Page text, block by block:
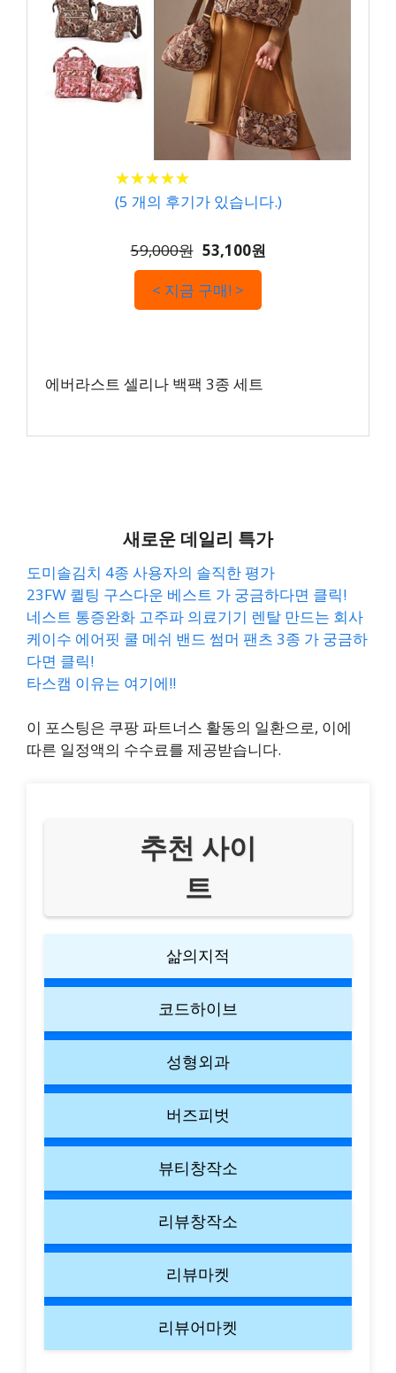
★★★★★
★★★★★
(5 개의 후기가 있습니다.)
59,000원 53,100원
< 지금 구매! >
에버라스트 셀리나 백팩 3종 세트
새로운 데일리 특가
도미솔김치 4종 사용자의 솔직한 평가
23FW 퀼팅 구스다운 베스트 가 궁금하다면 클릭!
네스트 통증완화 고주파 의료기기 렌탈 만드는 회사
케이수 에어핏 쿨 메쉬 밴드 썸머 팬츠 3종 가 궁금하
다면 클릭!
타스캠 이유는 여기에!!
이 포스팅은 쿠팡 파트너스 활동의 일환으로, 이에
따른 일정액의 수수료를 제공받습니다.
추천 사이
트
삶의지적
코드하이브
성형외과
버즈피벗
뷰티창작소
리뷰창작소
리뷰마켓
리뷰어마켓